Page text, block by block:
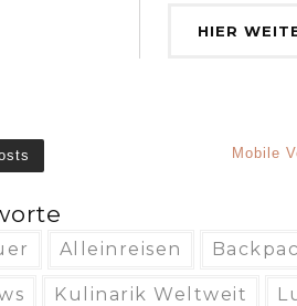
HIER
Mobile
Alleinreisen
Kulinarik Weltweit